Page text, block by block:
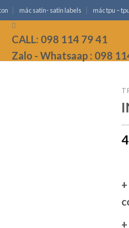
mác satin- satin labels mác tpu –
CALL: 098 114 79 41
Zalo - Whatsaap : 098
+